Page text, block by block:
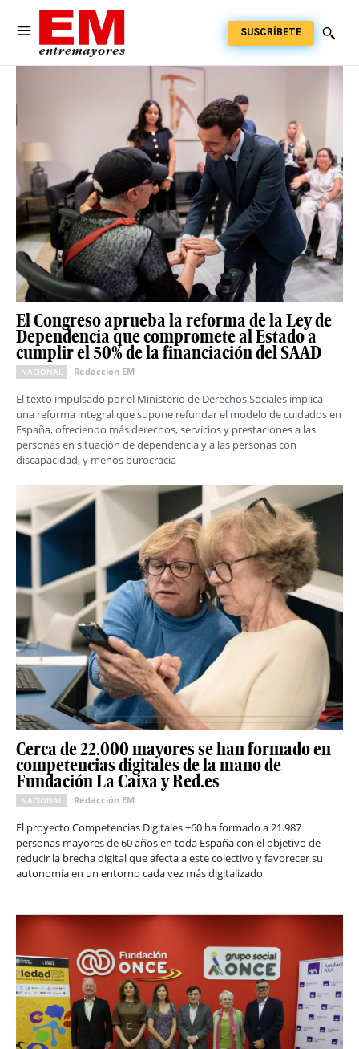
SUSCRÍBETE
El Congreso aprueba la reforma de la Ley de
Dependencia que compromete al Estado a
cumplir el 50% de la financiación del SAAD
NACIONAL Redacción EM
El texto impulsado por el Ministerio de Derechos Sociales implica
una reforma integral que supone refundar el modelo de cuidados en
España, ofreciendo más derechos, servicios y prestaciones a las
personas en situación de dependencia y a las personas con
discapacidad, y menos burocracia
Cerca de 22.000 mayores se han formado en
competencias digitales de la mano de
Fundación La Caixa y Red.es
NACIONAL Redacción EM
El proyecto Competencias Digitales +60 ha formado a 21.987
personas mayores de 60 años en toda España con el objetivo de
reducir la brecha digital que afecta a este colectivo y favorecer su
autonomía en un entorno cada vez más digitalizado